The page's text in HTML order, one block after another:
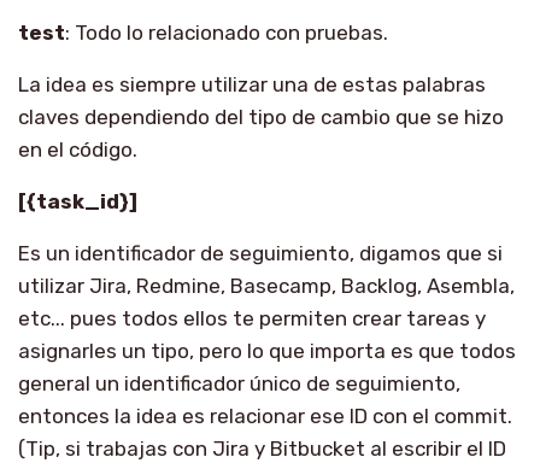
test: Todo lo relacionado con pruebas.
La idea es siempre utilizar una de estas palabras
claves dependiendo del tipo de cambio que se hizo
en el código.
[{task_id}]
Es un identificador de seguimiento, digamos que si
utilizar Jira, Redmine, Basecamp, Backlog, Asembla,
etc... pues todos ellos te permiten crear tareas y
asignarles un tipo, pero lo que importa es que todos
general un identificador único de seguimiento,
entonces la idea es relacionar ese ID con el commit.
(Tip, si trabajas con Jira y Bitbucket al escribir el ID